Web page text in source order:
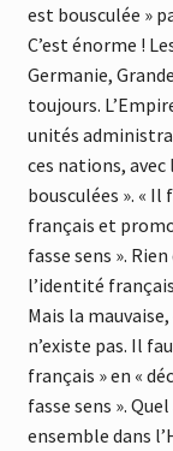
est bousculée »
C’est énorme !
Germanie,
toujours.
unités
ces nations,
bousculées ». «
français et
fasse sens ».
l’identité
Mais la
n’existe pas. Il
français » en «
fasse sens ».
ensemble dans